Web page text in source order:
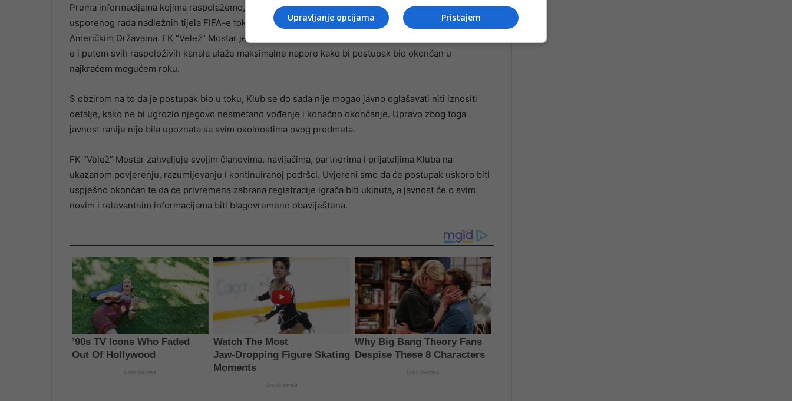
Prema informacijama kojima raspolažemo, donošenje konačne odluke traje duže od očekivanog zbog
usporenog rada nadležnih tijela FIFA-e tokom održavanja Svjetskog prvenstva u Sjedinjenim
Američkim Državama. FK “Velež” Mostar je u svakodnevnoj komunikaciji sa nadležnim službama FIFA-
e i putem svih raspoloživih kanala ulaže maksimalne napore kako bi postupak bio okončan u
najkraćem mogućem roku.
S obzirom na to da je postupak bio u toku, Klub se do sada nije mogao javno oglašavati niti iznositi
detalje, kako ne bi ugrozio njegovo nesmetano vođenje i konačno okončanje. Upravo zbog toga
javnost ranije nije bila upoznata sa svim okolnostima ovog predmeta.
FK “Velež” Mostar zahvaljuje svojim članovima, navijačima, partnerima i prijateljima Kluba na
ukazanom povjerenju, razumijevanju i kontinuiranoj podršci. Uvjereni smo da će postupak uskoro biti
uspješno okončan te da će privremena zabrana registracije igrača biti ukinuta, a javnost će o svim
novim i relevantnim informacijama biti blagovremeno obaviještena.
Pristajem
Upravljanje opcijama